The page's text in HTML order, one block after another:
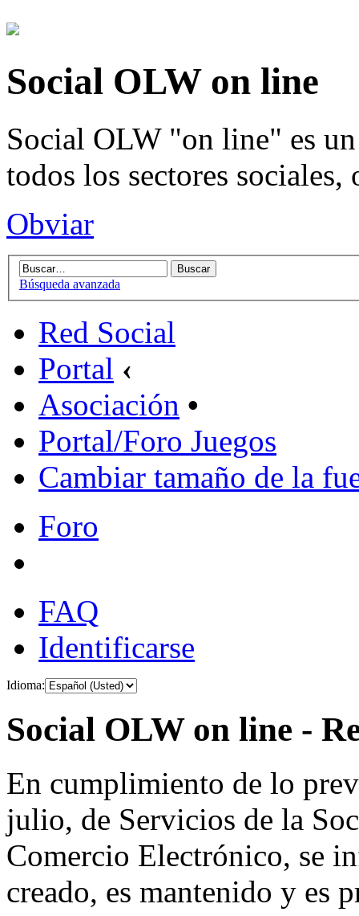
Social OLW on line
Social OLW "on line" es
todos los sectores sociales,
Obviar
Búsqueda avanzada
Red Social
Portal ‹
Asociación •
Portal/Foro Juegos
Cambiar tamaño de la
Foro
FAQ
Identificarse
Idioma:
Social OLW on line -
En cumplimiento de lo
julio, de Servicios de la
Comercio Electrónico, se
creado, es mantenido y es